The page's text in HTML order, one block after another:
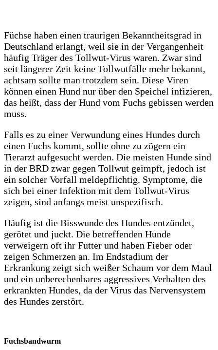
Füchse haben einen traurigen Bekanntheitsgrad in
Deutschland erlangt, weil sie in der Vergangenheit
häufig Träger des Tollwut-Virus waren. Zwar sind
seit längerer Zeit keine Tollwutfälle mehr bekannt,
achtsam sollte man trotzdem sein. Diese Viren
können einen Hund nur über den Speichel infizieren,
das heißt, dass der Hund vom Fuchs gebissen werden
muss.
Falls es zu einer Verwundung eines Hundes durch
einen Fuchs kommt, sollte ohne zu zögern ein
Tierarzt aufgesucht werden. Die meisten Hunde sind
in der BRD zwar gegen Tollwut geimpft, jedoch ist
ein solcher Vorfall meldepflichtig. Symptome, die
sich bei einer Infektion mit dem Tollwut-Virus
zeigen, sind anfangs meist unspezifisch.
Häufig ist die Bisswunde des Hundes entzündet,
gerötet und juckt. Die betreffenden Hunde
verweigern oft ihr Futter und haben Fieber oder
zeigen Schmerzen an. Im Endstadium der
Erkrankung zeigt sich weißer Schaum vor dem Maul
und ein unberechenbares aggressives Verhalten des
erkrankten Hundes, da der Virus das Nervensystem
des Hundes zerstört.
Fuchsbandwurm